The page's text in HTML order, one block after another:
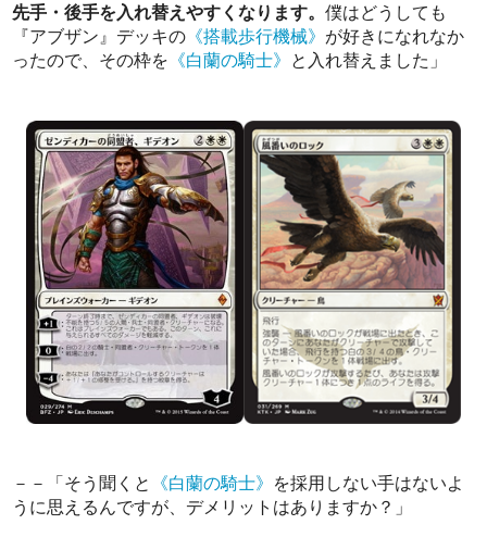
先手・後手を入れ替えやすくなります。僕はどうしても
『アブザン』デッキの 《搭載歩行機械》 が好きになれなか
ったので、その枠を 《白蘭の騎士》 と入れ替えました」
－－「そう聞くと 《白蘭の騎士》 を採用しない手はないよ
うに思えるんですが、デメリットはありますか？」